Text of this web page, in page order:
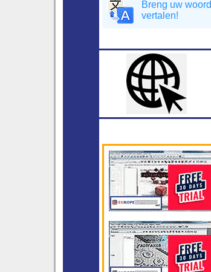
Breng uw
vertalen!